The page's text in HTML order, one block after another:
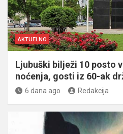
AKTUELNO
Ljubuški bilježi 10 posto
noćenja, gosti iz 60-ak
6 dana ago Redakcija